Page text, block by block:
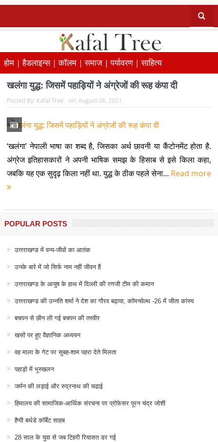
होम |हैडलाइन्स |कॉलम |समाज |पर्यावरण |साहित्य
खलंगा युद्ध: जिसमें पहाड़ियों ने अंग्रेजों की रूह कंपा दी
Posted By: Kafal Tree on: August 06, 2021
‘खलंगा’ नेपाली भाषा का शब्द है, जिसका अर्थ छावनी या कैंटोनमेंट होता है.
अंग्रेज इतिहासकारों ने अपनी भाषिक समझ के हिसाब से इसे किला कहा,
जबकि यह एक सुदृढ़ किला नहीं था. युद्ध के ठीक पहले सेना... Read more
POPULAR POSTS
उत्तराखण्ड में वन्य-जीवों का आतंक
उनके बारे में जो सिर्फ नाम नहीं जीवन हैं
उत्तराखण्ड के आयुष के हाथ में दिल्ली की रणजी टीम की कमान
उत्तराखण्ड की उन्नति शर्मा ने देश का गौरव बढ़ाया, कॉमनवेल्थ -26 में जीता कांस्य
बचपन से छीन ली गई बचपन की तस्वीर
खसों पर हुए वैज्ञानिक अध्ययन
वह माला के गेट पर सुबह-शाम पहरा देते मिलता
पहाड़ो में भूस्खलन
जर्मन की लड़ाई और रुद्रनाथ की चढाई
हिमालय की सामाजिक-आर्थिक संरचना पर प्रोफेसर पूरन चंद्र जोशी
हैप्पी बर्थडे कॉर्बेट साहब
28 साल के युवा से जब टिहरी रियासत डर गई